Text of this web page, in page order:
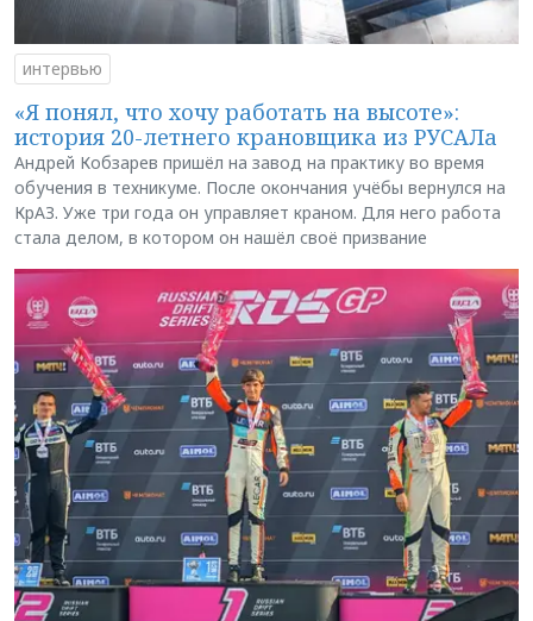
интервью
«Я понял, что хочу работать на высоте»:
история 20-летнего крановщика из РУСАЛа
Андрей Кобзарев пришёл на завод на практику во время
обучения в техникуме. После окончания учёбы вернулся на
КрАЗ. Уже три года он управляет краном. Для него работа
стала делом, в котором он нашёл своё призвание